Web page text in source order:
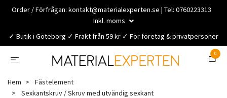
Order / Förfrågan: kontakt@materialexperten.se | Tel: 0760223313
Inkl. moms
✓ Butik i Göteborg ✓ Frakt från 59 kr ✓ För företag & privatpersoner
0
Hem
Fästelement
Sexkantskruv / Skruv med utvändig sexkant